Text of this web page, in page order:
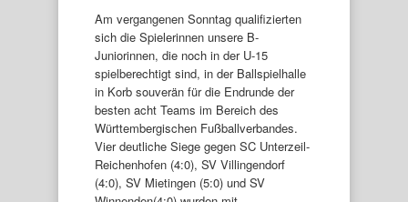
Am vergangenen Sonntag qualifizierten
sich die Spielerinnen unsere B-
Juniorinnen, die noch in der U-15
spielberechtigt sind, in der Ballspielhalle
in Korb souverän für die Endrunde der
besten acht Teams im Bereich des
Württembergischen Fußballverbandes.
Vier deutliche Siege gegen SC Unterzeil-
Reichenhofen (4:0), SV Villingendorf
(4:0), SV Mietingen (5:0) und SV